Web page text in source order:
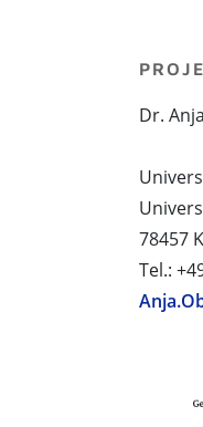
Dr.
78457
Tel.: